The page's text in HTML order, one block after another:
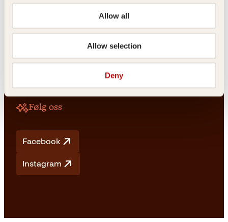
Allow all
Allow selection
Deny
Vilkår og betingelser
Angrerett og retur
Retningslinjer for bruk av KI
Følg oss
Facebook
Instagram